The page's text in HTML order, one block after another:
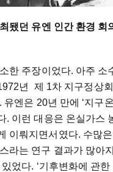
됐던 유엔 인간 환경 회
한 주장이었다. 아주
년 제 1차 지구정상
엔은 20년 만에 ‘지구
. 이런 대응은 온실가스
이뤄지면서였다. 수많
라는 연구 결과가 많아
었다. ‘기후변화에 관